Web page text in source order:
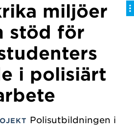
miljöer
stöd för
i polisiärt
Polisutbildningen i